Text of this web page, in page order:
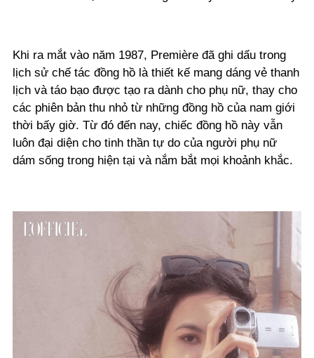
Khi ra mắt vào năm 1987, Première đã ghi dấu trong
lịch sử chế tác đồng hồ là thiết kế mang dáng vẻ thanh
lịch và táo bạo được tạo ra dành cho phụ nữ, thay cho
các phiên bản thu nhỏ từ những đồng hồ của nam giới
thời bấy giờ. Từ đó đến nay, chiếc đồng hồ này vẫn
luôn đại diện cho tinh thần tự do của người phụ nữ
dám sống trong hiện tại và nắm bắt mọi khoảnh khắc.